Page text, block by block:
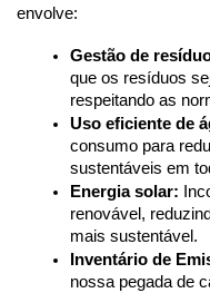
envolve:
Gestão de
que os resíduos
respeitando as
Uso eficiente de
consumo para
sustentáveis em
Energia solar:
renovável,
mais sustentável.
Inventário de
nossa pegada de